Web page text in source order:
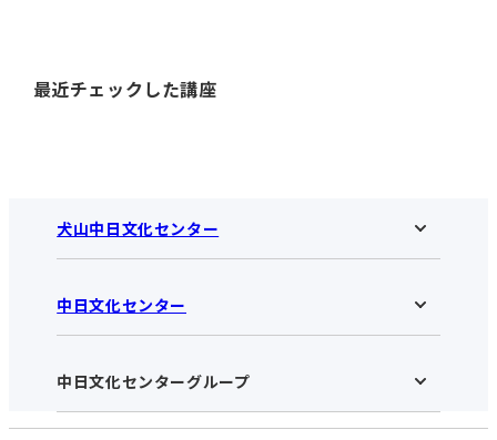
最近チェックした講座
犬山中日文化センター
犬山中日文化センターHOME
お知らせ
アクセス･営業時間
お申し込みの流れ
入会と受講のご案内
中日文化センター
中日文化センターHOME
中日文化センターとは
受講規約・会員特典
中日文化センターグループ